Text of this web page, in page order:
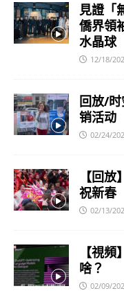
見證「
僑界領
水晶球
12/18/
回放/
销活动
02/24/
【回
祝新春
02/13/
【視
啥？
02/09/